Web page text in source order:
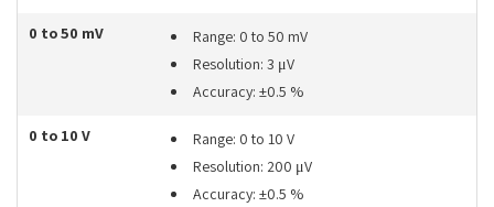
0 to 50 mV
Range: 0 to 50 mV
Resolution: 3 μV
Accuracy: ±0.5 %
0 to 10 V
Range: 0 to 10 V
Resolution: 200 μV
Accuracy: ±0.5 %